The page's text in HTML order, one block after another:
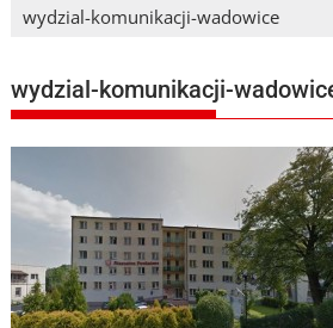
wydzial-komunikacji-wadowice
wydzial-komunikacji-